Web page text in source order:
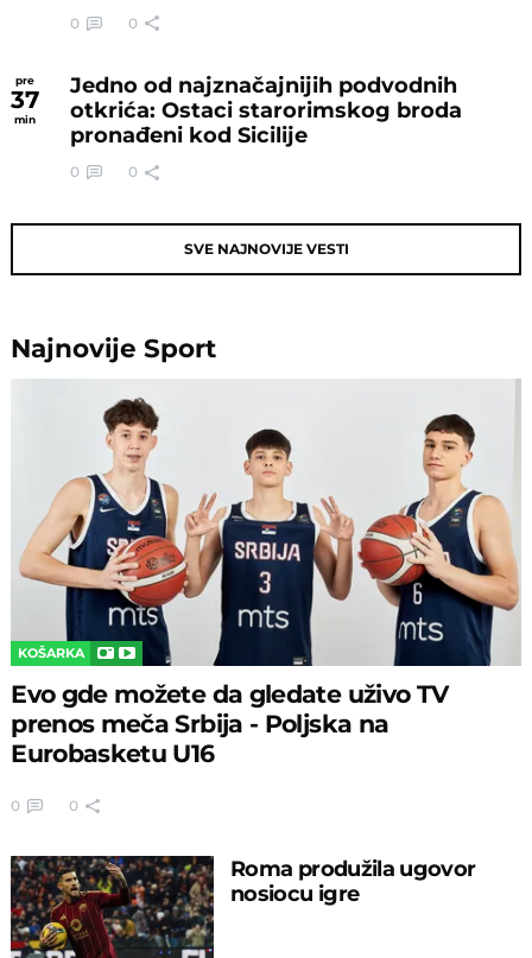
0 0
pre
37
min
Jedno od najznačajnijih podvodnih
otkrića: Ostaci starorimskog broda
pronađeni kod Sicilije
0 0
SVE NAJNOVIJE VESTI
NajnovijeSport
KOŠARKA
Evo gde možete da gledate uživo TV
prenos meča Srbija - Poljska na
Eurobasketu U16
0 0
Roma produžila ugovor
nosiocu igre